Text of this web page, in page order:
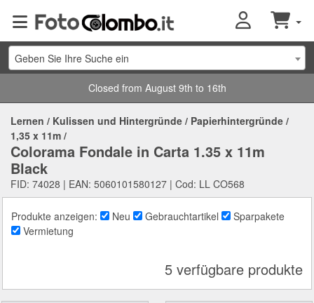
Geben Sie Ihre Suche ein
Closed from August 9th to 16th
Lernen / Kulissen und Hintergründe / Papierhintergründe /
1,35 x 11m /
Colorama Fondale in Carta 1.35 x 11m
Black
FID: 74028 | EAN: 5060101580127 | Cod: LL CO568
Produkte anzeigen: Neu Gebrauchtartikel
Sparpakete
Vermietung
5 verfügbare produkte